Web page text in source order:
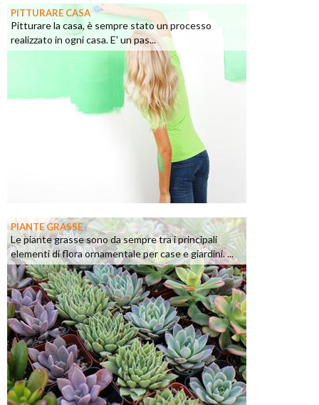
PITTURARE CASA
Pitturare la casa, è sempre stato un processo
realizzato in ogni casa. E' un pas...
PIANTE GRASSE
Le piante grasse sono da sempre tra i principali
elementi di flora ornamentale per case e giardini. ...